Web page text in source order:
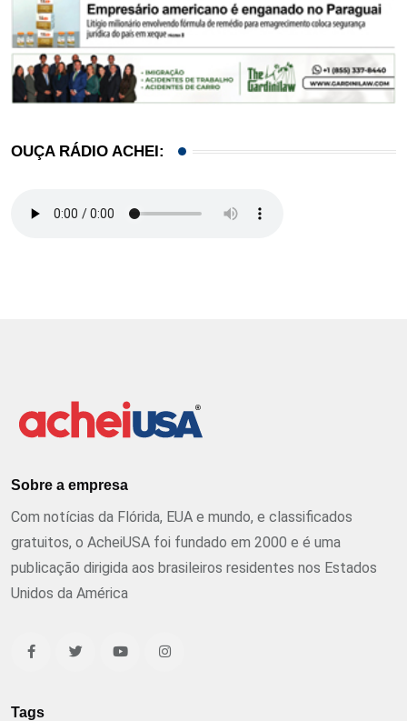
OUÇA RÁDIO ACHEI:
Sobre a empresa
Com notícias da Flórida, EUA e mundo, e classificados
gratuitos, o AcheiUSA foi fundado em 2000 e é uma
publicação dirigida aos brasileiros residentes nos Estados
Unidos da América
Tags